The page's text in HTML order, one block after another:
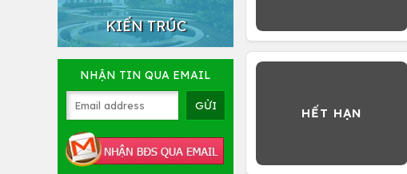
KIẾN TRÚC
NHẬN TIN QUA EMAIL